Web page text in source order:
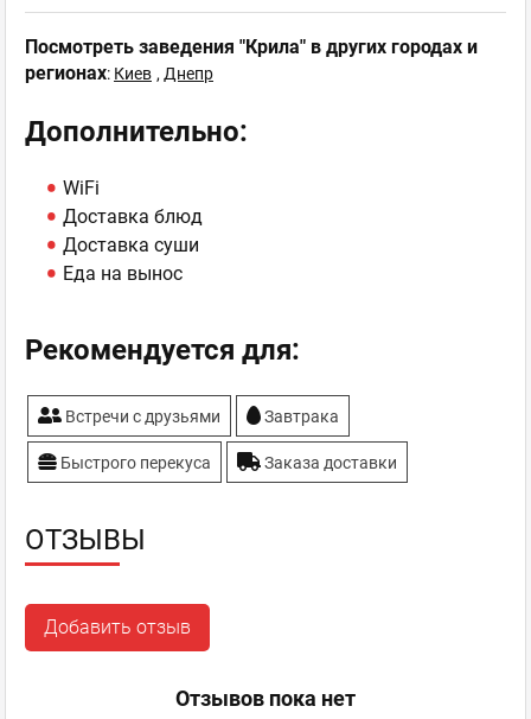
Посмотреть заведения "Крила" в других городах и
регионах: Киев , Днепр
Дополнительно:
WiFi
Доставка блюд
Доставка суши
Еда на вынос
Рекомендуется для:
Встречи с друзьями Завтрака
Быстрого перекуса Заказа доставки
ОТЗЫВЫ
Добавить отзыв
Отзывов пока нет